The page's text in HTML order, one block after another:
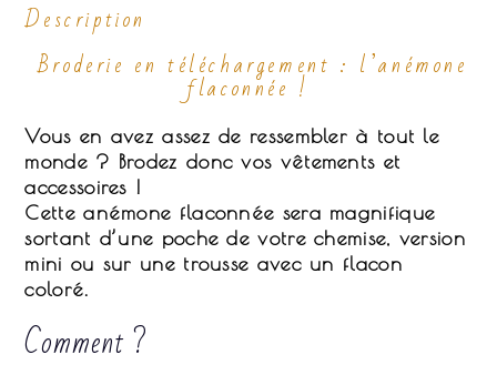
Description
Broderie en téléchargement : l’anémone
flaconnée !
Vous en avez assez de ressembler à tout le
monde ? Brodez donc vos vêtements et
accessoires !
Cette anémone flaconnée sera magnifique
sortant d’une poche de votre chemise, version
mini ou sur une trousse avec un flacon
coloré.
Comment ?